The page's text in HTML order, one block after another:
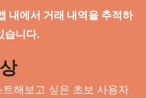
내에서 거래 내역을 추적하
습니다.
해보고 싶은 초보 사용자